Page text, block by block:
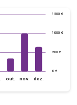
0 €
500 €
1 000 €
1 500 €
out. nov. dez.